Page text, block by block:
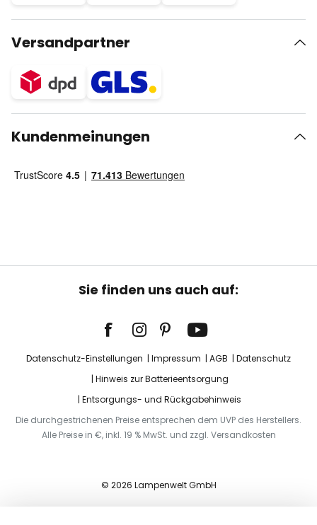
Versandpartner
Kundenmeinungen
Sie finden uns auch auf:
Datenschutz-Einstellungen Impressum AGB
Datenschutz
Hinweis zur Batterieentsorgung
Entsorgungs- und Rückgabehinweis
Die durchgestrichenen Preise entsprechen dem UVP des Herstellers.
Alle Preise in €, inkl. 19 % MwSt. und zzgl. Versandkosten
© 2026 Lampenwelt GmbH